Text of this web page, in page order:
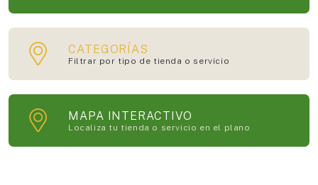
CATEGORÍAS
Filtrar por tipo de tienda o servicio
MAPA INTERACTIVO
Localiza tu tienda o servicio en el plano